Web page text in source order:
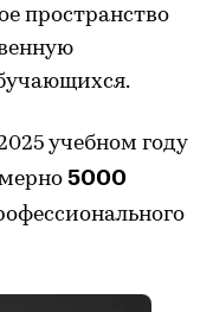
пространство
учебном году
5000